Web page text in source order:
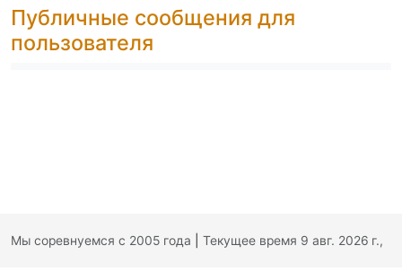
Публичные сообщения для
пользователя
Мы соревнуемся с 2005 года Текущее время 9 авг. 2026 г.,